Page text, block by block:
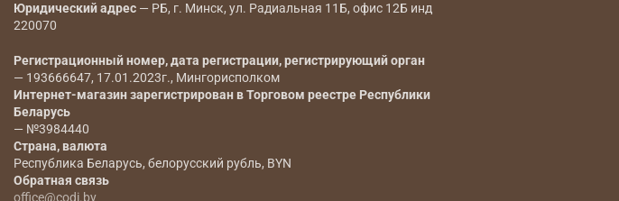
Юридический адрес — РБ, г. Минск, ул. Радиальная 11Б, офис 12Б инд
220070
Регистрационный номер, дата регистрации, регистрирующий орган
— 193666647, 17.01.2023г., Мингорисполком
Интернет-магазин зарегистрирован в Торговом реестре Республики
Беларусь
— №3984440
Страна, валюта
Республика Беларусь, белорусский рубль, BYN
Обратная связь
office@codi.by